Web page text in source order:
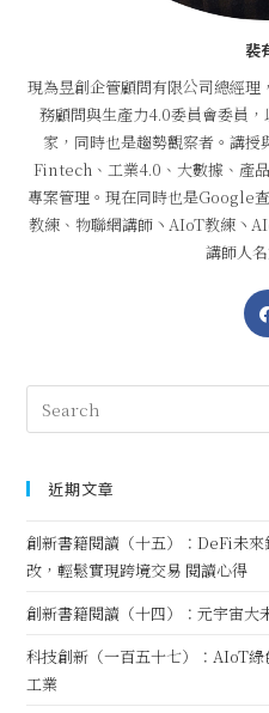
裴
現為昱創企管顧問有限公司總經
務顧問與生產力4.0委員會委員
家，同時也是趨勢觀察者。講授
Fintech、工業4.0、大數據、產
專案管理。現在同時也是Google
教練、物聯網講師丶AIoT教練丶
講師人
近期文章
創新書籍閱讀（十五）：DeFi未
改，輕鬆實現跨境交易 閱讀心得
創新書籍閱讀（十四）：元宇宙大
科技創新（一百五十七）：AIoT
工業